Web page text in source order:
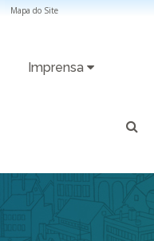
Mapa do Site
Imprensa